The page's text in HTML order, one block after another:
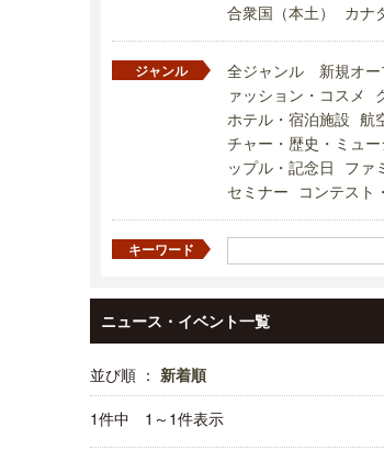
合衆国（本土）
カナ
ジャンル 全ジャンル 新規オ
ァッション・コスメ
ホテル・宿泊施設 航
チャー・歴史・ミュー
ップル・記念日 ファ
セミナー コンテスト
キーワード
ニュース・イベント一覧
並び順 ： 新着順
1件中 1～1件表示